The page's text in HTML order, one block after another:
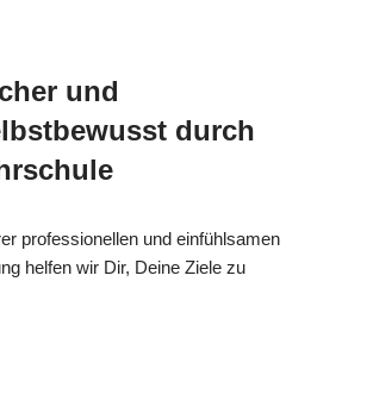
und
durch
professionellen und einfühlsamen
helfen wir Dir, Deine Ziele zu